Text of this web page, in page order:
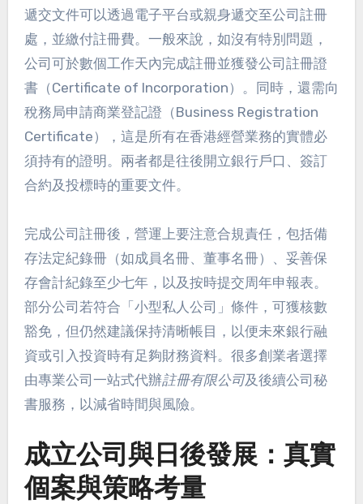
遞交文件可以透過電子平台或親身遞交至公司註冊
處，並繳付註冊費。一般來說，如沒有特別問題，
公司可於數個工作天內完成註冊並獲發公司註冊證
書（Certificate of Incorporation）。同時，還需向
稅務局申請商業登記證（Business Registration
Certificate），這是所有在香港經營業務的實體必
須持有的證明。兩者都是往後開立銀行戶口、簽訂
合約及投標時的重要文件。
完成公司註冊後，營運上要注意合規責任，包括備
存法定紀錄冊（如成員名冊、董事名冊）、妥善保
存會計紀錄至少七年，以及按時提交周年申報表。
部分公司若符合「小型私人公司」條件，可獲核數
豁免，但仍然建議保持清晰帳目，以便未來銀行融
資或引入投資時有足夠財務資料。很多創業者選擇
由專業公司一站式代辦註冊有限公司及後續公司秘
書服務，以減省時間與風險。
成立公司與日後發展：真實
個案與策略考量